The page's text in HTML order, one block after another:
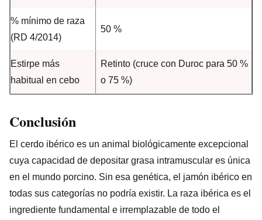
% mínimo de raza
(RD 4/2014)
50 %
Estirpe más
habitual en cebo
Retinto (cruce con Duroc para 50 %
o 75 %)
Conclusión
El cerdo ibérico es un animal biológicamente excepcional
cuya capacidad de depositar grasa intramuscular es única
en el mundo porcino. Sin esa genética, el jamón ibérico en
todas sus categorías no podría existir. La raza ibérica es el
ingrediente fundamental e irremplazable de todo el